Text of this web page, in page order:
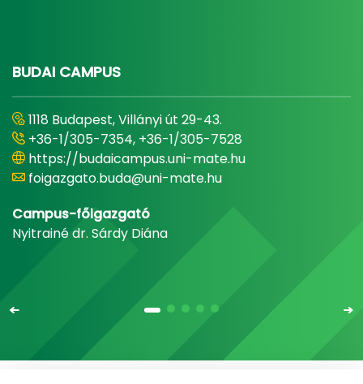
BUDAI CAMPUS
1118 Budapest, Villányi út 29-43.
+36-1/305-7354, +36-1/305-7528
https://budaicampus.uni-mate.hu
foigazgato.buda@uni-mate.hu
Campus-főigazgató
Nyitrainé dr. Sárdy Diána